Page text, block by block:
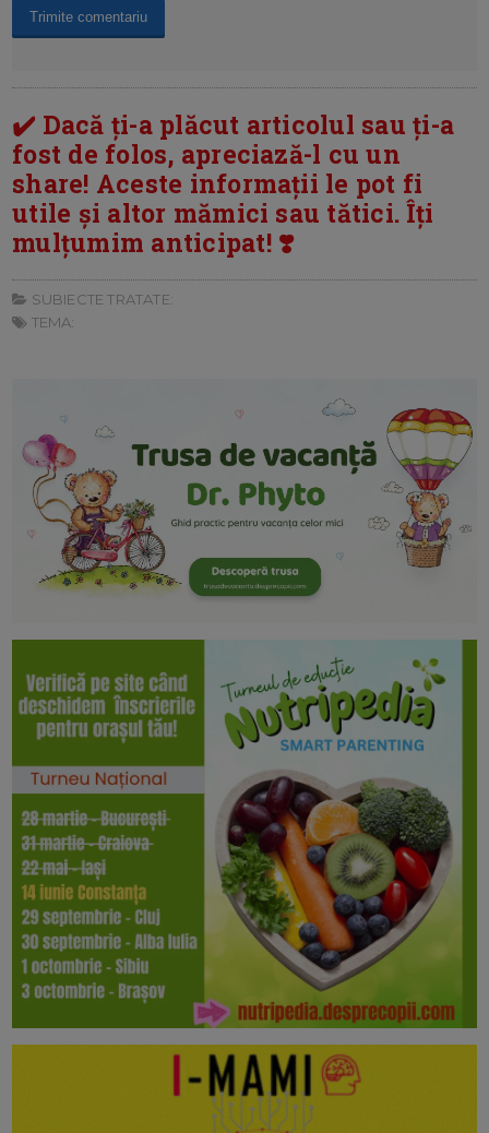
✔️ Dacă ți-a plăcut articolul sau ți-a
fost de folos, apreciază-l cu un
share! Aceste informații le pot fi
utile și altor mămici sau tătici. Îți
mulțumim anticipat! ❣️
SUBIECTE TRATATE:
TEMA: